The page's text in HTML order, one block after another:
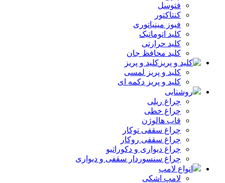
فتوسل
کنتاکتور
فیوز مینیاتوری
کلید اتوماتیک
کلید حرارتی
کلید محافظ جان
کلید و پریز
کلید و پریز لمسی
کلید و پریز دکمه‌ ای
روشنایی
چراغ ریلی
چراغ خطی
قاب هالوژن
چراغ سقفی توکار
چراغ سقفی روکار
چراغ دیواری و دکوراتیو
چراغ سنسوردار سقفی و دیواری
انواع لامپ
لامپ اشکی